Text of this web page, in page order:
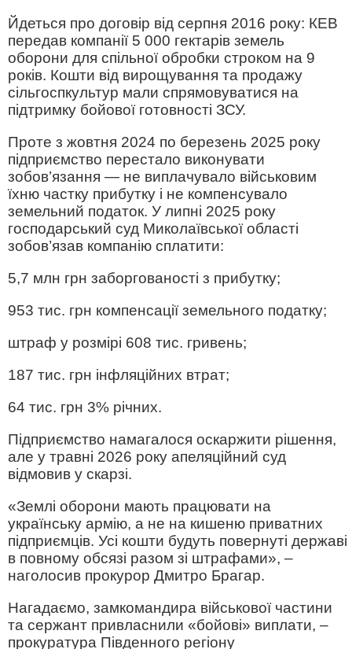
Йдеться про договір від серпня 2016 року: КЕВ
передав компанії 5 000 гектарів земель
оборони для спільної обробки строком на 9
років. Кошти від вирощування та продажу
сільгоспкультур мали спрямовуватися на
підтримку бойової готовності ЗСУ.
Проте з жовтня 2024 по березень 2025 року
підприємство перестало виконувати
зобов’язання — не виплачувало військовим
їхню частку прибутку і не компенсувало
земельний податок. У липні 2025 року
господарський суд Миколаївської області
зобов’язав компанію сплатити:
5,7 млн ​​грн заборгованості з прибутку;
953 тис. грн компенсації земельного податку;
штраф у розмірі 608 тис. гривень;
187 тис. грн інфляційних втрат;
64 тис. грн 3% річних.
Підприємство намагалося оскаржити рішення,
але у травні 2026 року апеляційний суд
відмовив у скарзі.
«Землі оборони мають працювати на
українську армію, а не на кишеню приватних
підприємців. Усі кошти будуть повернуті державі
в повному обсязі разом зі штрафами», –
наголосив прокурор Дмитро Брагар.
Нагадаємо, замкомандира військової частини
та сержант привласнили «бойові» виплати, –
прокуратура Південного регіону